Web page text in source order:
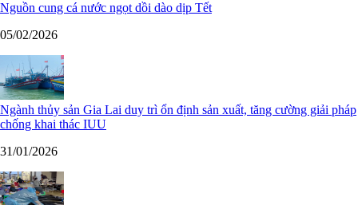
Nguồn cung cá nước ngọt dồi dào dịp Tết
05/02/2026
Ngành thủy sản Gia Lai duy trì ổn định sản xuất, tăng cường giải pháp
chống khai thác IUU
31/01/2026